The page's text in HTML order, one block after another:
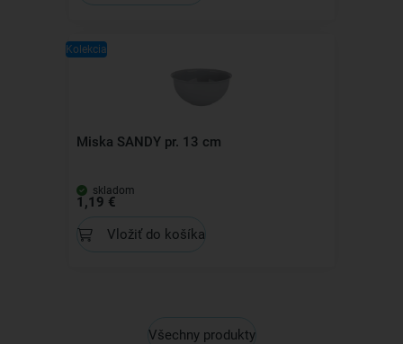
Kolekcia
Miska SANDY pr. 13 cm
skladom
1,19 €
Vložiť do košíka
Všechny produkty